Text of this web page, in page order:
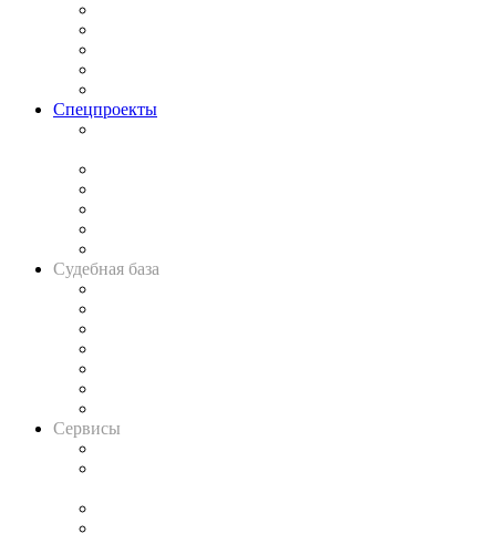
Спецпроекты
Судебная база
Сервисы